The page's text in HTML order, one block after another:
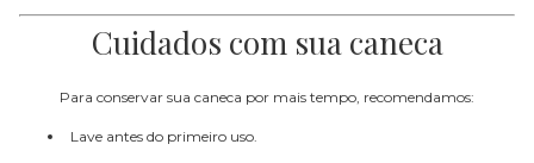
Cuidados com sua caneca
Para conservar sua caneca por mais tempo, recomendamos:
Lave antes do primeiro uso.